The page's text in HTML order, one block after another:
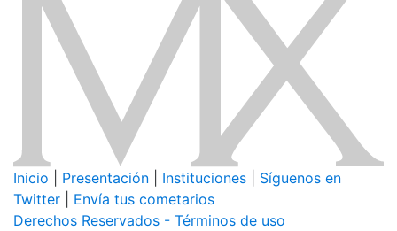
Inicio Presentación Instituciones
Síguenos en
Twitter
Envía tus cometarios
Derechos Reservados - Términos de uso